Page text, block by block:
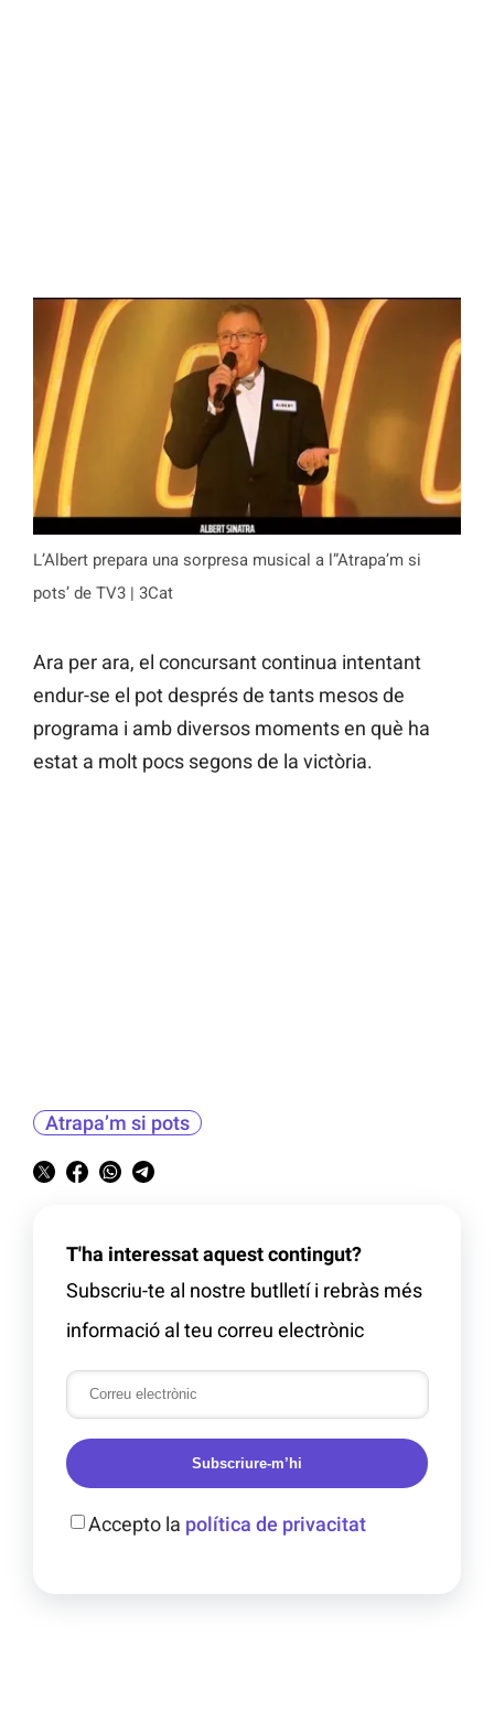
L’Albert prepara una sorpresa musical a l”Atrapa’m si
pots’ de TV3 | 3Cat
Ara per ara, el concursant continua intentant
endur-se el pot després de tants mesos de
programa i amb diversos moments en què ha
estat a molt pocs segons de la victòria.
Atrapa’m si pots
T'ha interessat aquest contingut?
Subscriu-te al nostre butlletí i rebràs més
informació al teu correu electrònic
Subscriure-m’hi
Accepto la política de privacitat